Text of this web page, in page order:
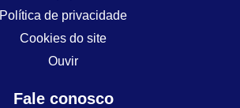
Política de privacidade
Cookies do site
Ouvir
Fale conosco